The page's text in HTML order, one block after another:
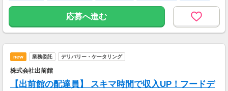
週3回勤務の場合：1,460円×8時間×12回=14万
0,160円
3,600円
応募へ進む
new 業務委託 デリバリー・ケータリング
株式会社出前館
【出前館の配達員】 スキマ時間で収入UP！フードデ